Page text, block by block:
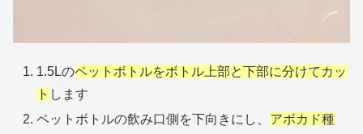
1.5Lのペットボトルをボトル上部と下部に分けてカッ
ト します
ペットボトルの飲み口側を下向きにし、 アボカド種